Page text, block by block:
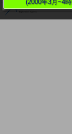
(2000年3月~4